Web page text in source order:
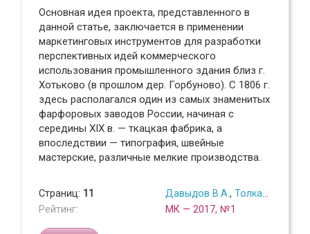
Основная идея проекта, представленного в
данной статье, заключается в применении
маркетинговых инструментов для разработки
перспективных идей коммерческого
использования промышленного здания близ г.
Хотьково (в прошлом дер. Горбуново). С 1806 г.
здесь располагался один из самых знаменитых
фарфоровых заводов России, начиная с
середины XIX в. — ткацкая фабрика, а
впоследствии — типография, швейные
мастерские, различные мелкие производства.
Страниц: 11
Рейтинг:
Давыдов В.А. , Толкачев А.Н.
МК — 2017, №1